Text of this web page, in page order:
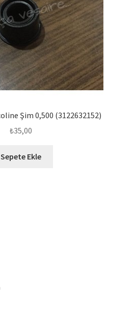
Şim 0,500 (3122632152)
₺35,00
Sepete Ekle